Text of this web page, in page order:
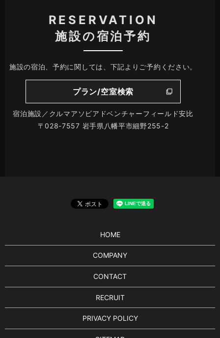
RESERVATION
施設の宿泊予約
施設の宿泊、予約に関しては、下記よりご予約ください。
プラン/空室検索
宿泊施設／クルマアソビアドベンチャーフィールド安比
〒028-7557 岩手県八幡平市細野255-2
HOME
COMPANY
CONTACT
RECRUIT
PRIVACY POLICY